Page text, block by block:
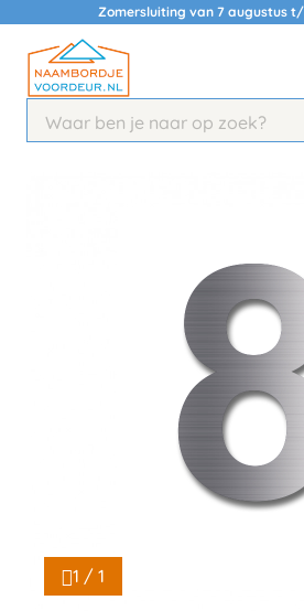
Zomersluiting van 7 augustus
Chat 24/7 met
Contact
1 / 1